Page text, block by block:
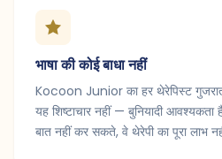
भाषा की कोई बाधा नहीं
Kocoon Junior का हर थेरेपिस्ट
यह शिष्टाचार नहीं — बुनियादी आवश्यकता
बात नहीं कर सकते, वे थेरेपी का पूरा लाभ